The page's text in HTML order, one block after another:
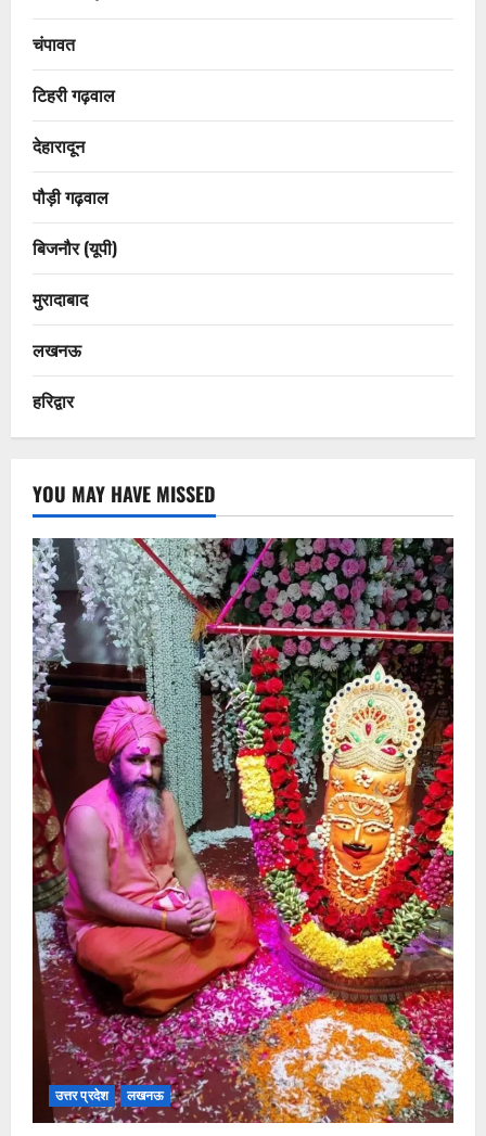
चंपावत
टिहरी गढ़वाल
देहारादून
पौड़ी गढ़वाल
बिजनौर (यूपी)
मुरादाबाद
लखनऊ
हरिद्वार
YOU MAY HAVE MISSED
उत्तर प्रदेश लखनऊ